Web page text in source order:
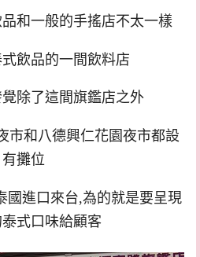
和一般的手搖店不太一樣
飲品的一間飲料店
除了這間旗鑑店之外
市和八德興仁花園夜市都設
有攤位
國進口來台,為的就是要呈現
式口味給顧客